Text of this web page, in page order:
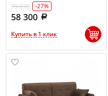
79 870
-27%
58 300
Купить в 1 клик